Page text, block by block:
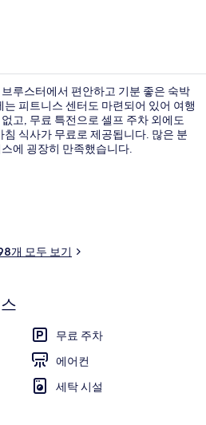
루스터에서 편안하고 기분 좋은 숙박
피트니스 센터도 마련되어 있어 여행
고, 무료 특전으로 셀프 주차 외에도
식사가 무료로 제공됩니다. 많은 분
에 굉장히 만족했습니다.
개 모두 보기
무료 주차
에어컨
세탁 시설